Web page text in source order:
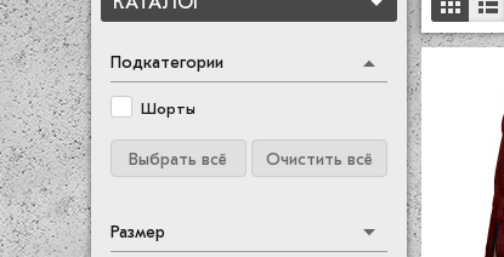
Подкатегории
Шорты
Выбрать всё Очистить всё
Размер